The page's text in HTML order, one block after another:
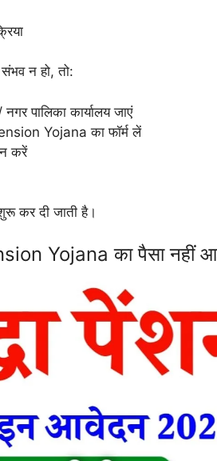
न हो, तो:
पालिका कार्यालय जाएं
Yojana का फॉर्म लें
करें
कर दी जाती है।
Yojana का पैसा नहीं